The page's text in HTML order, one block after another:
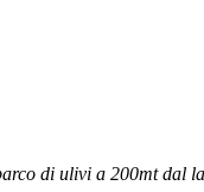
di ulivi a 200mt dal